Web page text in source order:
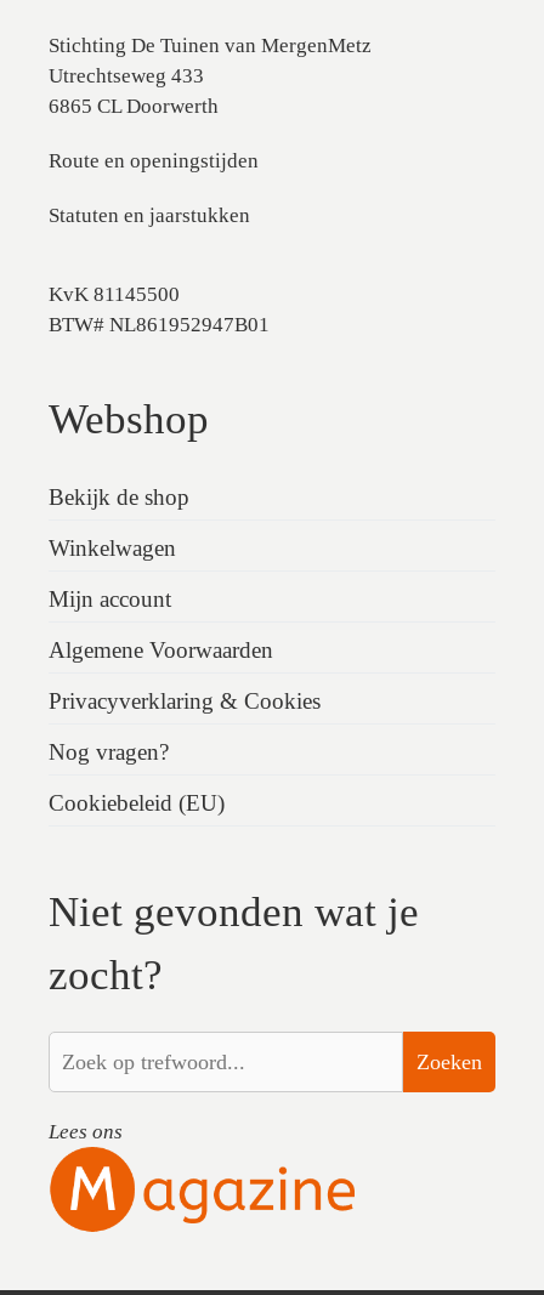
Stichting De Tuinen van MergenMetz
Utrechtseweg 433
6865 CL Doorwerth
Route en openingstijden
Statuten en jaarstukken
KvK 81145500
BTW# NL861952947B01
Webshop
Bekijk de shop
Winkelwagen
Mijn account
Algemene Voorwaarden
Privacyverklaring & Cookies
Nog vragen?
Cookiebeleid (EU)
Niet gevonden wat je
zocht?
Zoeken
Lees ons